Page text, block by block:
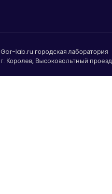
Gor-lab.ru городская лаборатория
г. Королев, Высоковольтный